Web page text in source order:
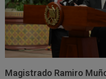
Magistrado Ramiro